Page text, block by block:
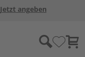
Jetzt angeben